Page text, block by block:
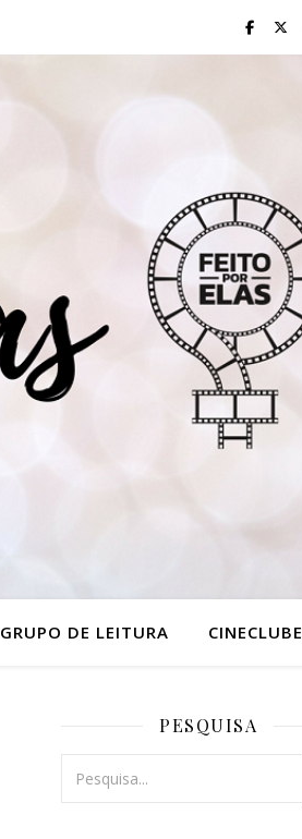
GRUPO DE LEITURA CINECLUBE
PESQUISA